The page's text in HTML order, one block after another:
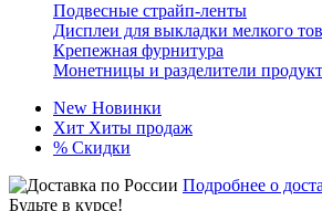
Подвесные страйп-ленты
Дисплеи для выкладки мелкого
Крепежная фурнитура
Монетницы и разделители
New Новинки
Хит Хиты продаж
% Скидки
Подробнее о
Будьте в курсе!